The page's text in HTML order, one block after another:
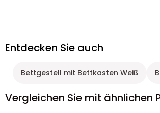
Entdecken Sie auch
Bettgestell mit Bettkasten Weiß
Vergleichen Sie mit ähnlichen